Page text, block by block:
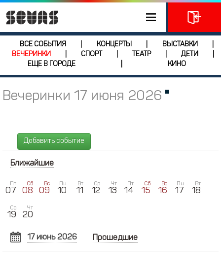
ВСЕ СОБЫТИЯ КОНЦЕРТЫ ВЫСТАВКИ
ВЕЧЕРИНКИ
СПОРТ ТЕАТР ДЕТИ
ЕЩЕ В ГОРОДЕ
КИНО
Вечеринки 17 июня 2026
Добавить событие
Ближайшие
Пт
07
Сб
08
Вс
09
Пн
10
Вт
11
Ср
12
Чт
13
Пт
14
Сб
15
Вс
16
Пн
17
Вт
18
Ср
19
Чт
20
17 июнь 2026
ИЮНЬ 2026
Прошедшие